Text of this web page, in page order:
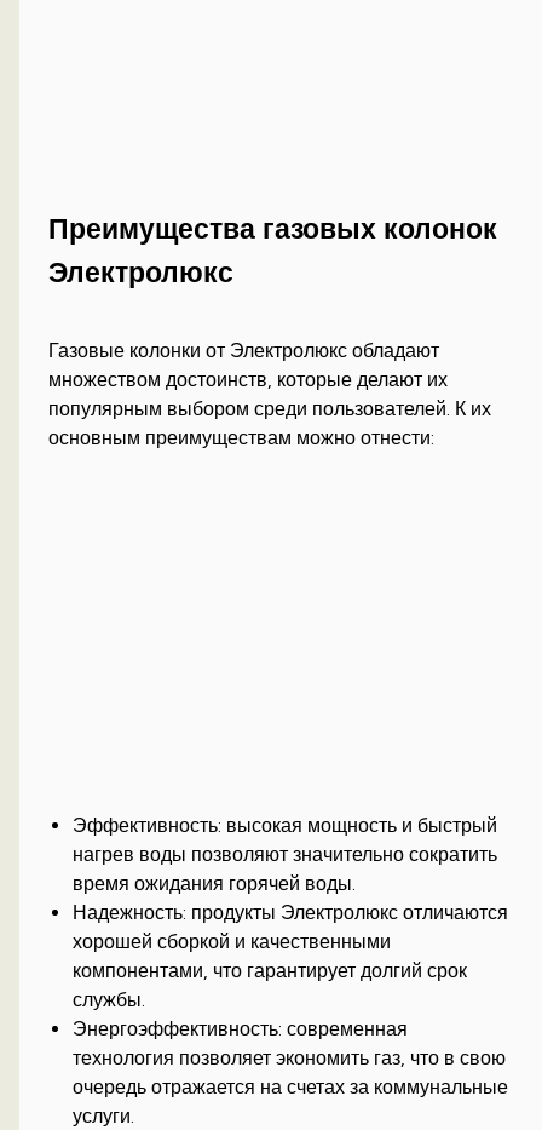
Преимущества газовых колонок
Электролюкс
Газовые колонки от Электролюкс обладают
множеством достоинств, которые делают их
популярным выбором среди пользователей. К их
основным преимуществам можно отнести:
Эффективность: высокая мощность и быстрый
нагрев воды позволяют значительно сократить
время ожидания горячей воды.
Надежность: продукты Электролюкс отличаются
хорошей сборкой и качественными
компонентами, что гарантирует долгий срок
службы.
Энергоэффективность: современная
технология позволяет экономить газ, что в свою
очередь отражается на счетах за коммунальные
услуги.